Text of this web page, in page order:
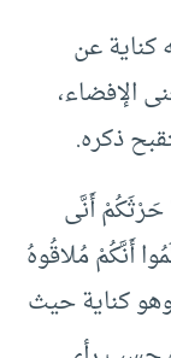
كناية عن
الإفضاء،
ذكره.
حَرْثَكُمْ أَنَّى
أَنَّكُمْ مُلاقُوهُ
﴾ [سورة البقرة: 223]. وهو كناية حيث